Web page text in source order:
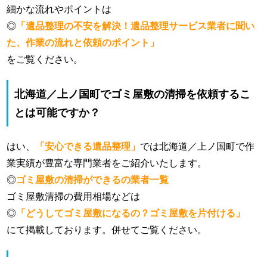
細かな流れやポイントは
◎ 「遺品整理の不安を解決！遺品整理サービス業者に聞い
た、作業の流れと依頼のポイント」
をご覧ください。
北海道／上ノ国町でゴミ屋敷の清掃を依頼するこ
とは可能ですか？
はい、 「安心できる遺品整理」 では北海道／上ノ国町で作
業実績が豊富な専門業者をご紹介いたします。
◎ゴミ屋敷の清掃ができるの業者一覧
ゴミ屋敷清掃の費用相場などは
◎ 「どうしてゴミ屋敷になるの？ゴミ屋敷を片付ける」
にて掲載しております。併せてご覧ください。